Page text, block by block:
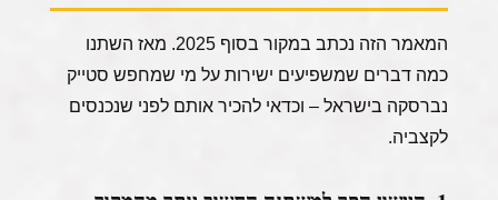
המאמר הזה נכתב במקור בסוף 2025. מאז השתנו
כמה דברים שמשפיעים ישירות על מי שמחפש סטייק
נברסקה בישראל – וכדאי להכיר אותם לפני שנכנסים
לקצביה.
1. היישון הפך למשתנה החשוב יותר מהמקור